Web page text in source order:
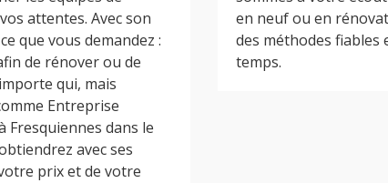
attentes. Avec son
que vous demandez :
de rénover ou de
qui, mais
Entreprise
Fresquiennes dans le
avec ses
prix et de votre
en neuf ou en
des méthodes fiables
temps.